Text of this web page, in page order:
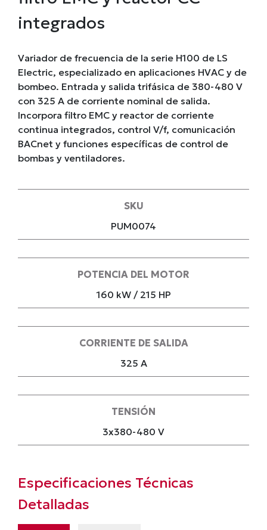
integrados
Variador de frecuencia de la serie H100 de LS
Electric, especializado en aplicaciones HVAC y de
bombeo. Entrada y salida trifásica de 380-480 V
con 325 A de corriente nominal de salida.
Incorpora filtro EMC y reactor de corriente
continua integrados, control V/f, comunicación
BACnet y funciones específicas de control de
bombas y ventiladores.
SKU
PUM0074
POTENCIA DEL MOTOR
160 kW / 215 HP
CORRIENTE DE SALIDA
325 A
TENSIÓN
3x380-480 V
Especificaciones Técnicas
Detalladas